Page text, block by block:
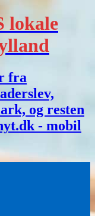
lokale
fra
og resten
- mobil